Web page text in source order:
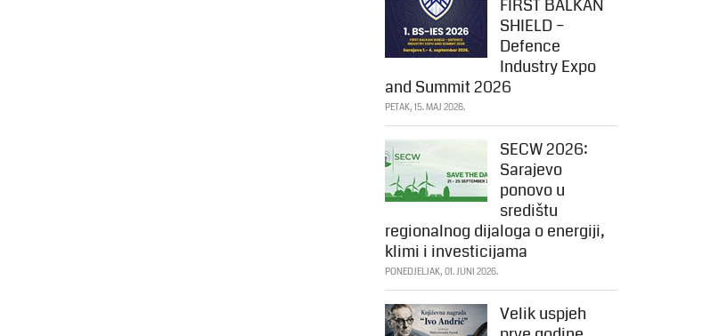
FIRST BALKAN
SHIELD –
Defence
Industry Expo
and Summit 2026
PETAK, 15. MAJ 2026.
SECW 2026:
Sarajevo
ponovo u
središtu
regionalnog dijaloga o energiji,
klimi i investicijama
PONEDJELJAK, 01. JUNI 2026.
Velik uspjeh